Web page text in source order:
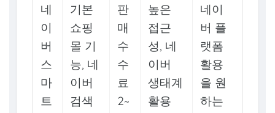
네
이
버
스
마
트
기본
쇼핑
몰 기
능, 네
이버
검색
판
매
수
수
료
2~
높은
접근
성, 네
이버
생태계
활용
네이
버 플
랫폼
활용
을 원
하는